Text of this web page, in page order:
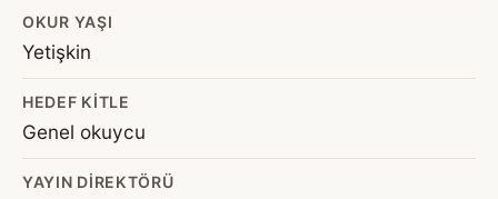
OKUR YAŞI
Yetişkin
HEDEF KITLE
Genel okuycu
YAYIN DIREKTÖRÜ